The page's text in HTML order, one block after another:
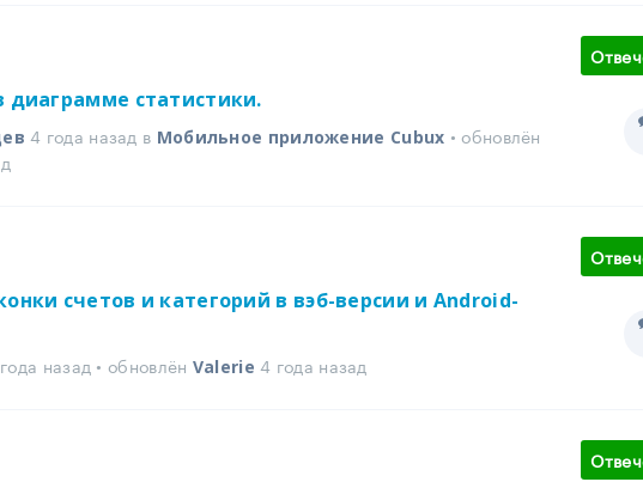
диаграмме статистики.
4 года назад в Мобильное приложение Cubux • обновлён
счетов и категорий в вэб-версии и Android-
назад • обновлён Valerie 4 года назад